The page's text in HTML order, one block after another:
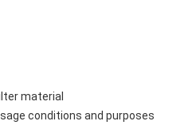
material
conditions and purposes